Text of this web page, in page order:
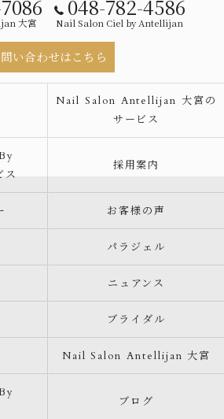
大宮
048-782-4586
Nail Salon Ciel by Antellijan
い合わせはこちら
Nail Salon Antellijan 大宮の
サービス
ス
採用案内
お客様の声
パラジェル
ニュアンス
ブライダル
Nail Salon Antellijan 大宮
ブログ